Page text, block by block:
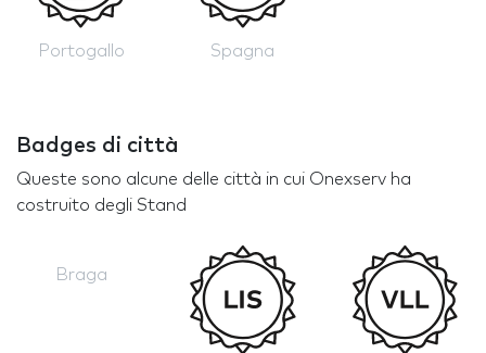
Portogallo Spagna
Badges di città
Queste sono alcune delle città in cui Onexserv ha
costruito degli Stand
Braga